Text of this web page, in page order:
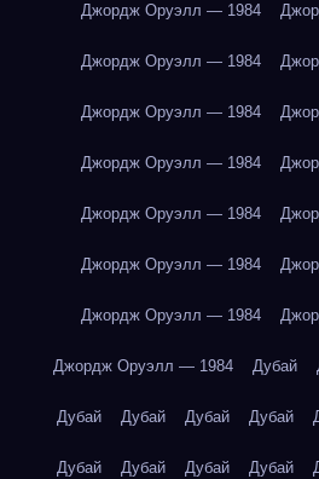
Джордж Оруэлл — 1984
Джордж Оруэлл — 1984
Джордж Оруэлл — 1984
Джордж Оруэлл — 1984
Джордж Оруэлл — 1984
Джордж Оруэлл — 1984
Джордж Оруэлл — 1984
Джордж Оруэлл — 1984 Дубай
Дубай Дубай Дубай Дубай
Дубай Дубай Дубай Дубай